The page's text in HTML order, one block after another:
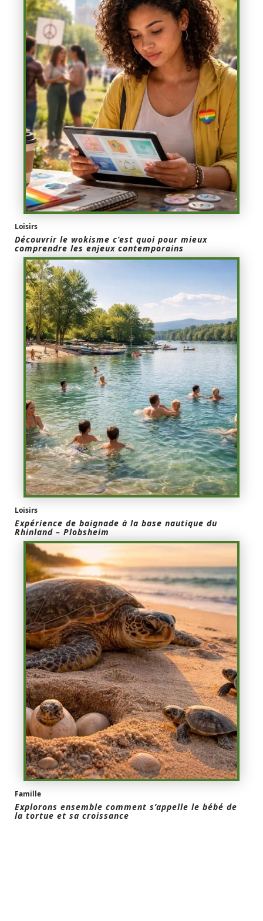
Loisirs
Découvrir le wokisme c’est quoi pour mieux
comprendre les enjeux contemporains
Loisirs
Expérience de baignade à la base nautique du
Rhinland – Plobsheim
Famille
Explorons ensemble comment s’appelle le bébé de
la tortue et sa croissance